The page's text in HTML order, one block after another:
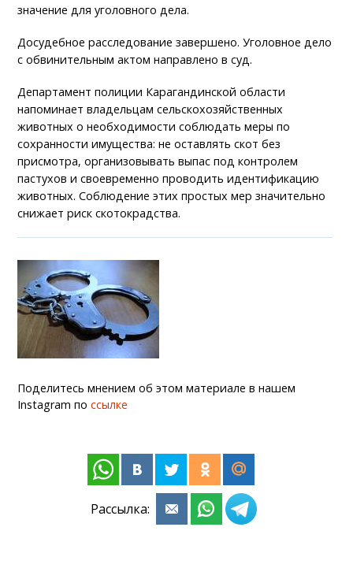
значение для уголовного дела.
Досудебное расследование завершено. Уголовное дело
с обвинительным актом направлено в суд.
Департамент полиции Карагандинской области
напоминает владельцам сельскохозяйственных
животных о необходимости соблюдать меры по
сохранности имущества: не оставлять скот без
присмотра, организовывать выпас под контролем
пастухов и своевременно проводить идентификацию
животных. Соблюдение этих простых мер значительно
снижает риск скотокрадства.
Поделитесь мнением об этом материале в нашем
Instagram поссылке
Рассылка: